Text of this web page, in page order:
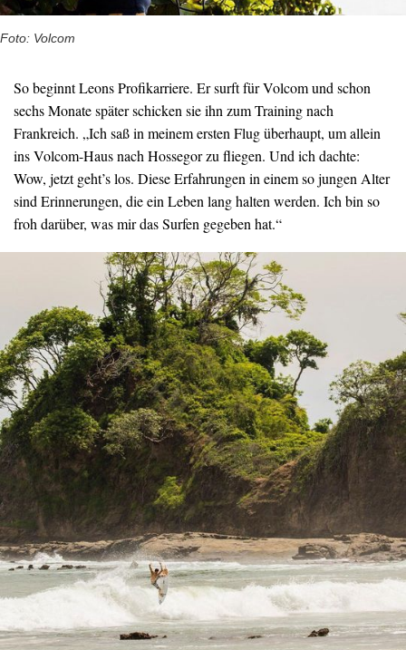
Foto: Volcom
So beginnt Leons Profikarriere. Er surft für Volcom und schon
sechs Monate später schicken sie ihn zum Training nach
Frankreich. „Ich saß in meinem ersten Flug überhaupt, um allein
ins Volcom-Haus nach Hossegor zu fliegen. Und ich dachte:
Wow, jetzt geht’s los. Diese Erfahrungen in einem so jungen Alter
sind Erinnerungen, die ein Leben lang halten werden. Ich bin so
froh darüber, was mir das Surfen gegeben hat.“